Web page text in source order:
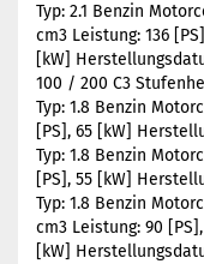
Typ: 2.1 Benzin
cm3 Leistung: 136
[kW]
100 / 200 C3
Typ: 1.8 Benzin
[PS], 65 [kW]
Typ: 1.8 Benzin
[PS], 55 [kW]
Typ: 1.8 Benzin
cm3 Leistung: 90
[kW]